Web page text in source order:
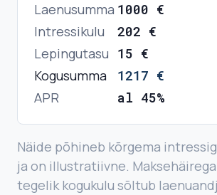
Laenusumma 1000 €
Intressikulu
202 €
Lepingutasu 15 €
Kogusumma
1217 €
APR
al 45%
Näide põhineb kõrgema
ja on illustratiivne.
tegelik kogukulu sõltub